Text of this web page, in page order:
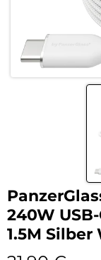
240W
1.5M Silber